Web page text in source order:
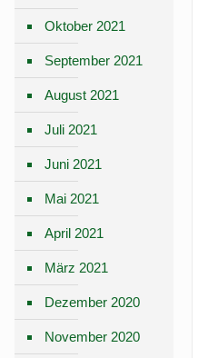
Oktober 2021
September 2021
August 2021
Juli 2021
Juni 2021
Mai 2021
April 2021
März 2021
Dezember 2020
November 2020